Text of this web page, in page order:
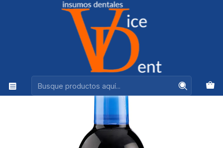
Ventas +56944575313
HIGIENE BUCAL ENJUAGUE BUCAL PHB 500ML